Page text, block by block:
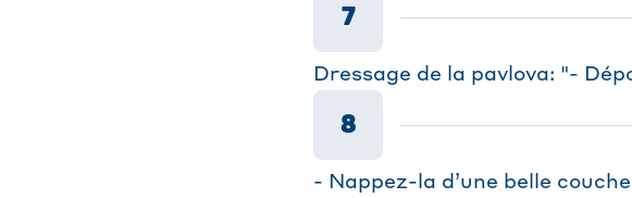
7
Dressage de la pavlova: "-
8
- Nappez-la d’une belle